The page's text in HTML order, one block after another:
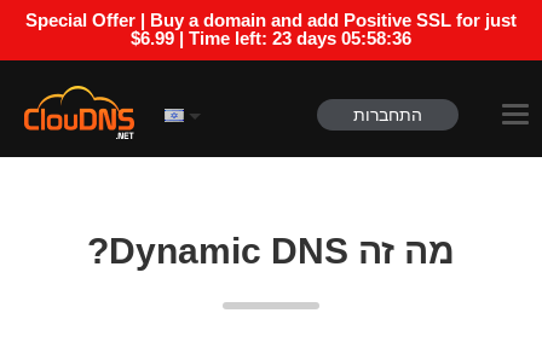
Special Offer | Buy a domain and add Positive SSL for just
$6.99 | Time left: 23 days 05:58:35
התחברות
מה זה Dynamic DNS?